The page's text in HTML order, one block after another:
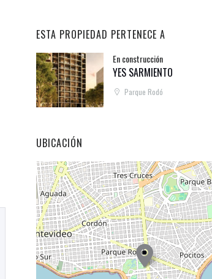
ESTA PROPIEDAD PERTENECE A
En construcción
YES SARMIENTO
Parque Rodó
UBICACIÓN